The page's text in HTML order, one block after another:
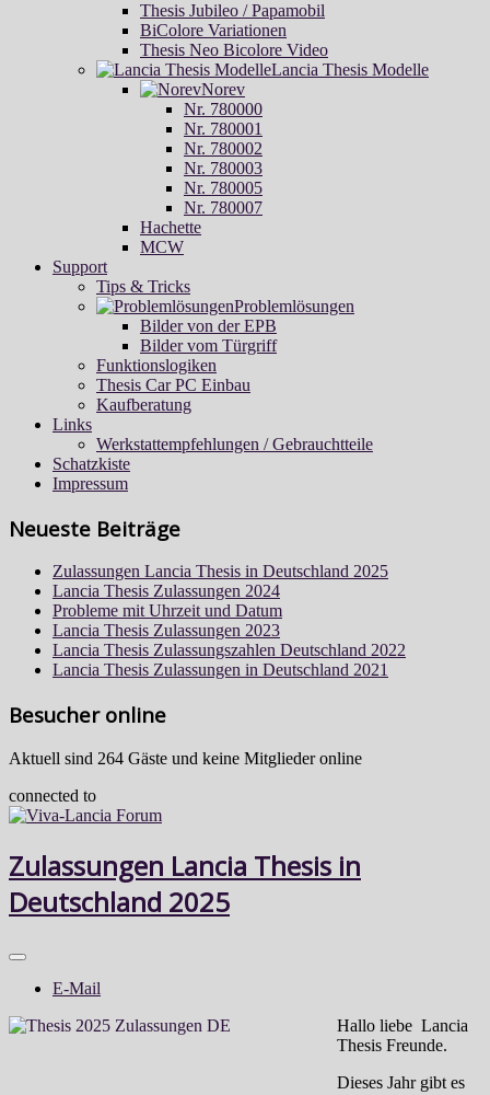
Thesis Jubileo / Papamobil
BiColore Variationen
Thesis Neo Bicolore Video
Lancia Thesis Modelle
Norev
Nr. 780000
Nr. 780001
Nr. 780002
Nr. 780003
Nr. 780005
Nr. 780007
Hachette
MCW
Support
Tips & Tricks
Problemlösungen
Bilder von der EPB
Bilder vom Türgriff
Funktionslogiken
Thesis Car PC Einbau
Kaufberatung
Links
Werkstattempfehlungen / Gebrauchtteile
Schatzkiste
Impressum
Neueste Beiträge
Zulassungen Lancia Thesis in Deutschland 2025
Lancia Thesis Zulassungen 2024
Probleme mit Uhrzeit und Datum
Lancia Thesis Zulassungen 2023
Lancia Thesis Zulassungszahlen Deutschland 2022
Lancia Thesis Zulassungen in Deutschland 2021
Besucher online
Aktuell sind 264 Gäste und keine Mitglieder online
connected to
Zulassungen Lancia Thesis in
Deutschland 2025
E-Mail
Hallo liebe Lancia
Thesis Freunde.
Dieses Jahr gibt es